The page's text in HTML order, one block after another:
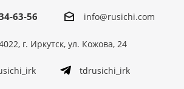
63-56 info@rusichi.com
г. Иркутск, ул. Кожова, 24
tdrusichi_irk